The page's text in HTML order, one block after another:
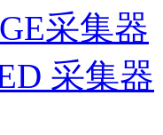
采集器
采集器